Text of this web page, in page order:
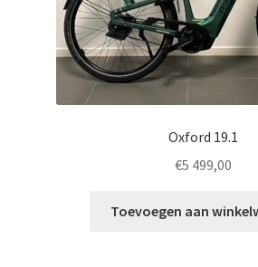
Oxford 19.1
€5 499,00
Toevoegen aan